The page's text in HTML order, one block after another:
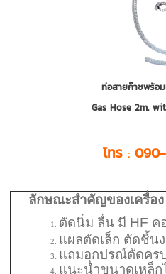
ท่อสายก๊าซพร้อ
Gas Hose 2m.
โทร: 090-
ลักษณะสำคัญของเครื่อง
ตัดนิ่ม ลื่น มี HF ค
แผลตัดเล็ก ตัดชิ้นง
แถมอุกปรณ์ตัดคร
แนะนำขนาดเหล็ก